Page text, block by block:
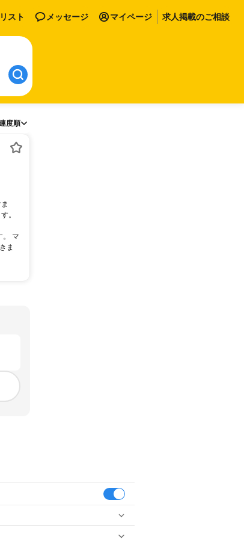
スト メッセージ マイページ 求人掲載のご相談
度順
。
。 マ
ま